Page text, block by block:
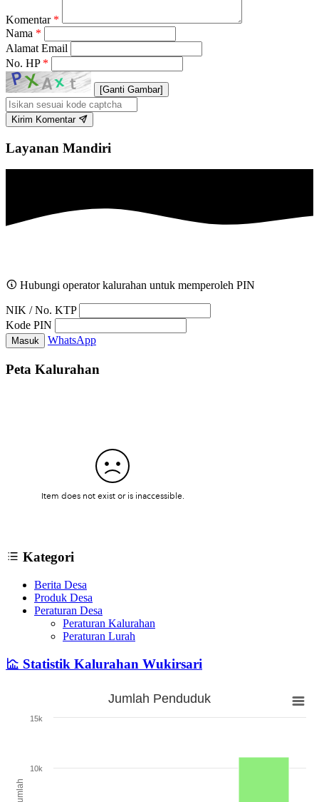
Komentar *
Nama *
Alamat Email
No. HP *
[Ganti Gambar]
Kirim Komentar
Layanan Mandiri
Hubungi operator kalurahan untuk memperoleh PIN
NIK / No. KTP
Kode PIN
Masuk WhatsApp
Peta Kalurahan
Kategori
Berita Desa
Produk Desa
Peraturan Desa
Peraturan Kalurahan
Peraturan Lurah
Statistik Kalurahan Wukirsari
The chart has 1 Y axis displaying Jumlah. Range: 0 to 15000.
Jumlah
Jumlah Penduduk
10k
15k